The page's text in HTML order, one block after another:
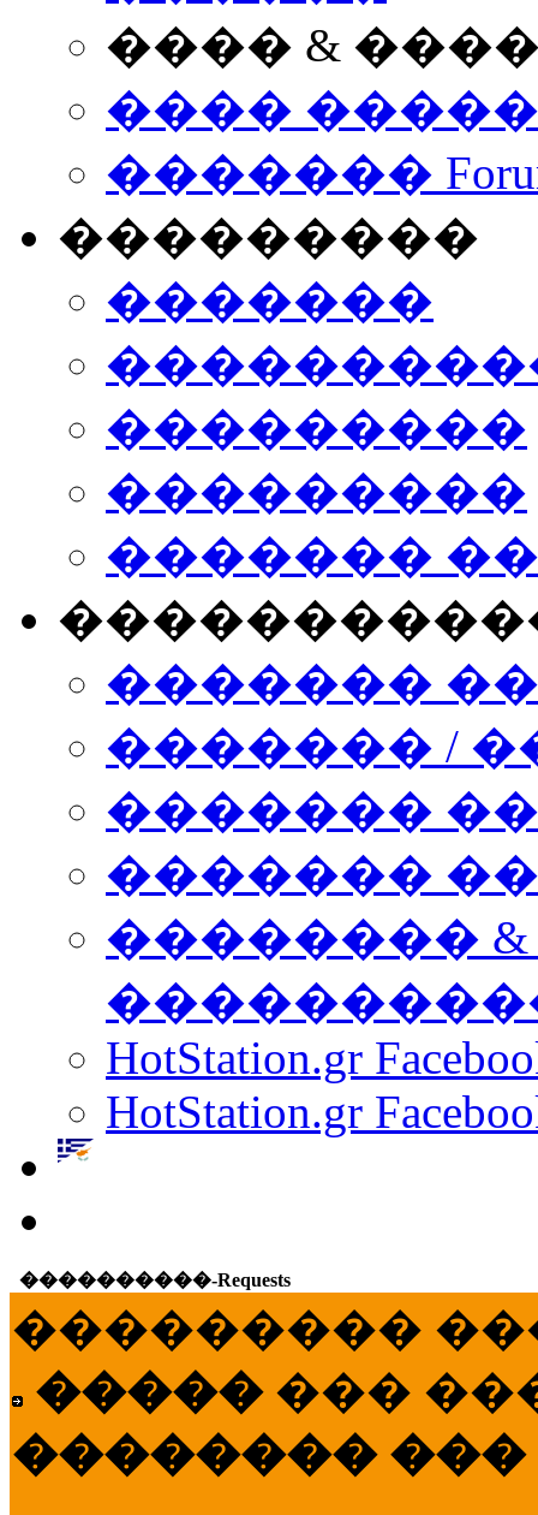
���� &
����
�������
���������
�������
���������
���������
�������
�������
������� /
�������
������� ���
��������
HotStation.gr
HotStation.gr
����������-Requests
���������
����� ���
�������� ���